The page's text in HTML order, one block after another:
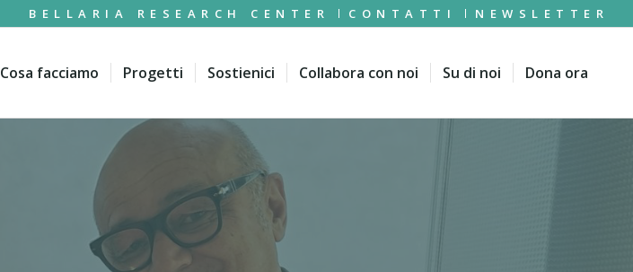
BELLARIA RESEARCH CENTER CONTATTI NEWSLETTER
Cosa facciamo Progetti Sostienici Collabora con noi Su di noi Dona ora